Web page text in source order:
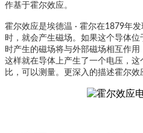
作基于霍尔效应。
霍尔效应是埃德温 · 霍尔在1879年
时，就会产生磁场。如果这个导体
时产生的磁场将与外部磁场相互作用
这样就在导体上产生了一个电压，
比，可以测量。更深入的描述霍尔效